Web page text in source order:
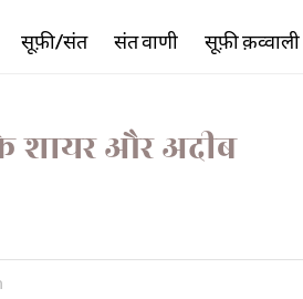
शायर और अदीब
सूफ़ी/संत संत वाणी सूफ़ी क़व्वाली